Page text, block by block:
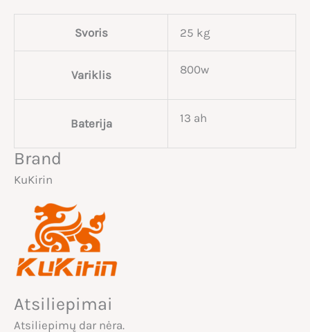
Svoris 25 kg
Variklis 800w
Baterija 13 ah
Brand
KuKirin
Atsiliepimai
Atsiliepimų dar nėra.